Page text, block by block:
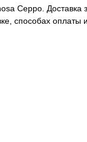
Ceppo.
способах оплаты